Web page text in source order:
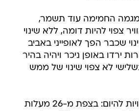
החמימה עוד תשמר,
צפוי להיות דומה, ללא שינוי
שכבר הפך לאופייני באביב
ירדו באופן ניכר ויהיה בהיר
לא צפוי שינוי של ממש
הטמפרטורות החזויות להיום: בצפת מ-26 מעלות